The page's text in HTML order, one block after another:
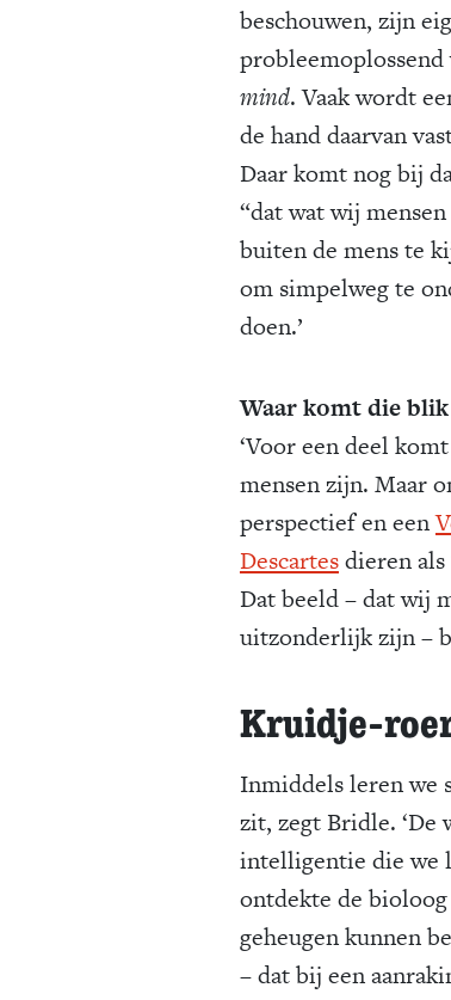
beschouwen, zijn
mind. Vaak wordt
de hand daarvan
Daar komt nog bij
“dat wat wij
buiten de mens te
om simpelweg te
doen.’
Waar komt die blik
‘Voor een deel
mensen zijn. Maar
perspectief en een
Descartesdieren als
Dat beeld – dat wij
uitzonderlijk zijn –
Kruidje-
Inmiddels leren we
zit, zegt Bridle.
intelligentie die we
ontdekte de
geheugen kunnen
– dat bij een